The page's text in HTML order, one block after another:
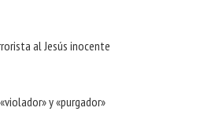
al Jesús inocente
y «purgador»